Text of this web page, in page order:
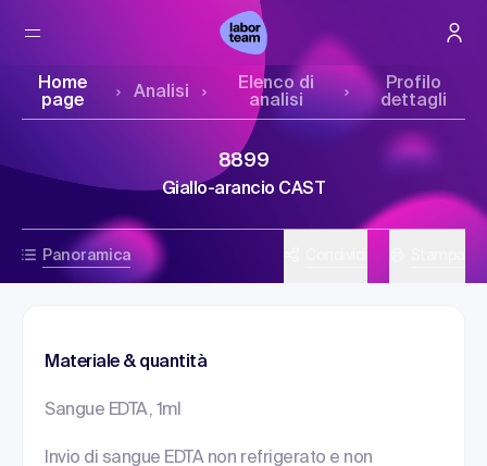
Home
page
Analisi
Elenco di
analisi
Profilo
dettagli
Panoramica
8899
Giallo-arancio CAST
Materiale & quantità
Sangue EDTA, 1ml
Invio di sangue EDTA non refrigerato e non